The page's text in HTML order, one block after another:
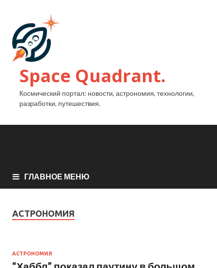
Space Quadrant.
Космический портал: новости, астрономия, технологии,
разработки, путешествия.
ГЛАВНОЕ МЕНЮ
АСТРОНОМИЯ
АСТРОНОМИЯ